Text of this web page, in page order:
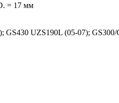
= 17 мм
UZS190L (05-07);